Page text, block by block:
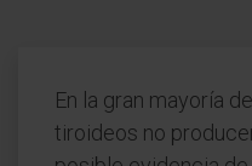
En la gran mayoría
tiroideos no